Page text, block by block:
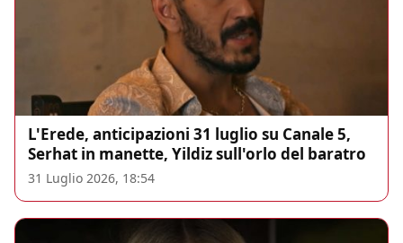
L'Erede, anticipazioni 31 luglio su Canale 5,
Serhat in manette, Yildiz sull'orlo del baratro
31 Luglio 2026, 18:54